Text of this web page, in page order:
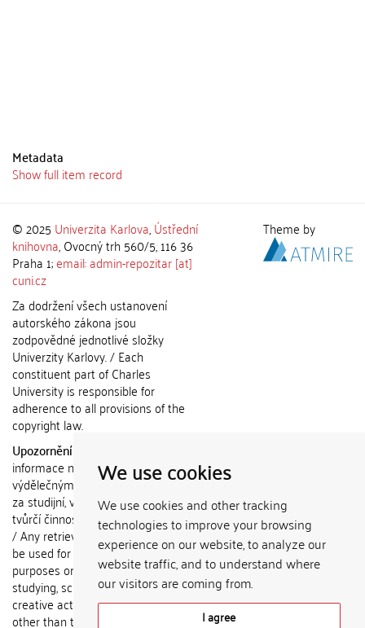
We use cookies
We use cookies and other tracking
technologies to improve your browsing
experience on our website, to analyze our
website traffic, and to understand where
our visitors are coming from.
I agree
Metadata
Show full item record
© 2025 Univerzita Karlova,Ústřední
knihovna, Ovocný trh 560/5, 116 36
Praha 1;email: admin-repozitar [at]
cuni.cz
Za dodržení všech ustanovení
autorského zákona jsou
zodpovědné jednotlivé složky
Univerzity Karlovy. / Each
constituent part of Charles
University is responsible for
adherence to all provisions of the
copyright law.
Upozornění / Notice:
informace nemohou být použity k
výdělečným účelům nebo vydávány
za studijní, vědeckou nebo jinou
tvůrčí činnost jiné osoby než autora.
/ Any retrieved information shall not
be used for any commercial
purposes or claimed as results of
studying, scientific or any other
creative activities of any person
other than the author.
Theme by